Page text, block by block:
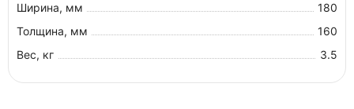
Ширина, мм
180
Толщина, мм
160
Вес, кг
3.5